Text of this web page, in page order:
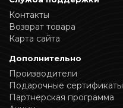
Контакты
Возврат товара
Карта сайта
Дополнительно
Производители
Подарочные сертификаты
Партнерская программа